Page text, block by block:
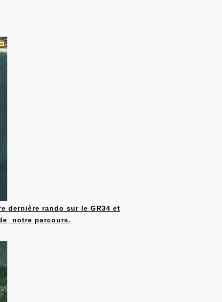
dernière rando sur le GR34 et
notre parcours.